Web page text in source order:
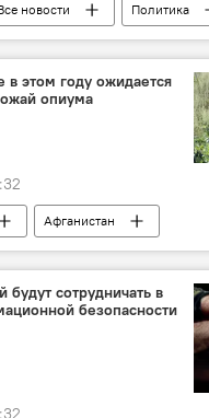
новости
Политика
Правительство России
в этом году ожидается
опиума
Афганистан
урожай
ИГИЛ
будут сотрудничать в
безопасности